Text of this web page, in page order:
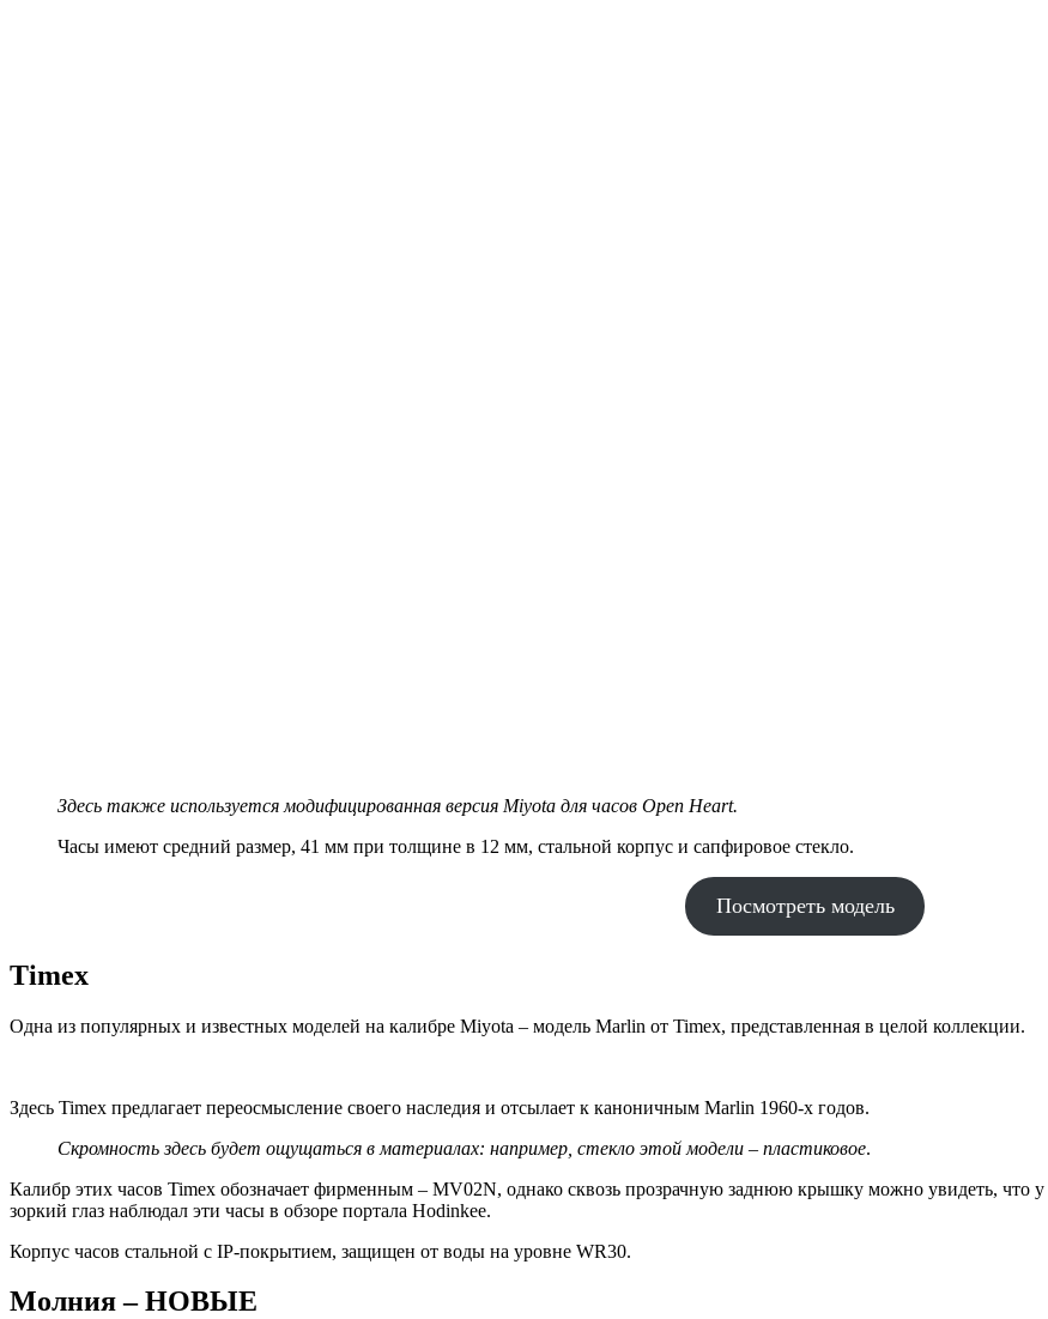
Здесь также используется модифицированная версия Miyota для часов Open Heart.
Часы имеют средний размер, 41 мм при толщине в 12 мм, стальной корпус и сапфировое стекло.
Посмотреть модель
Timex
Одна из популярных и известных моделей на калибре Miyota – модель Marlin от Timex, представленная в целой коллекции.
Здесь Timex предлагает переосмысление своего наследия и отсылает к каноничным Marlin 1960-х годов.
Скромность здесь будет ощущаться в материалах: например, стекло этой модели – пластиковое.
Калибр этих часов Timex обозначает фирменным – MV02N, однако сквозь прозрачную заднюю крышку можно увидеть, что
зоркий глаз наблюдал эти часы в обзоре портала Hodinkee.
Корпус часов стальной с IP-покрытием, защищен от воды на уровне WR30.
Молния – НОВЫЕ